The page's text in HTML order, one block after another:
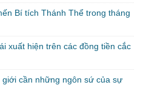
Bí tích Thánh Thể trong tháng
xuất hiện trên các đồng tiền cắc
cần những ngôn sứ của sự